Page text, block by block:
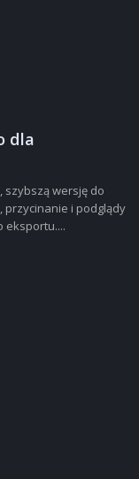
dla
szybszą wersję do
przycinanie i podglądy
eksportu....